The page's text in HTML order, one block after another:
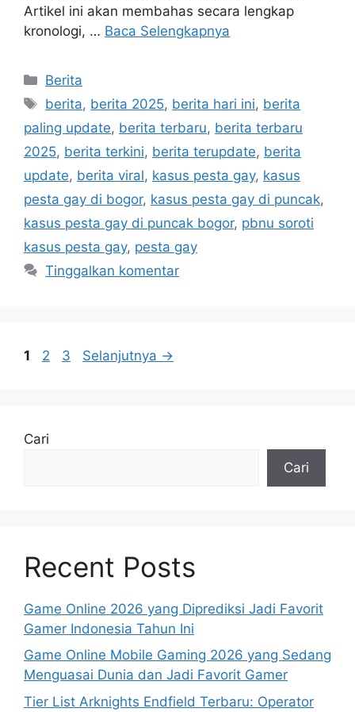
Artikel ini akan membahas secara lengkap
kronologi, … Baca Selengkapnya
Kategori
Berita
Tag
berita, berita 2025, berita hari ini, berita
paling update, berita terbaru, berita terbaru
2025, berita terkini, berita terupdate, berita
update, berita viral, kasus pesta gay, kasus
pesta gay di bogor, kasus pesta gay di puncak,
kasus pesta gay di puncak bogor, pbnu soroti
kasus pesta gay, pesta gay
Tinggalkan komentar
Halaman
1 Halaman
2 Halaman
3 Selanjutnya →
Cari
Cari
Recent Posts
Game Online 2026 yang Diprediksi Jadi Favorit
Gamer Indonesia Tahun Ini
Game Online Mobile Gaming 2026 yang Sedang
Menguasai Dunia dan Jadi Favorit Gamer
Tier List Arknights Endfield Terbaru: Operator